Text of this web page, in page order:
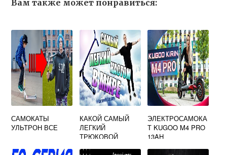
Вам также может понравиться:
САМОКАТЫ
УЛЬТРОН ВСЕ
КАКОЙ САМЫЙ
ЛЕГКИЙ
ТРЮКОВОЙ
ЭЛЕКТРОСАМОКА
Т KUGOO M4 PRO
13AH